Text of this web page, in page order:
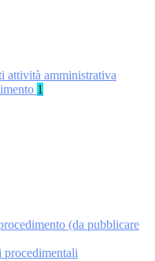
attività amministrativa
1
(da pubblicare